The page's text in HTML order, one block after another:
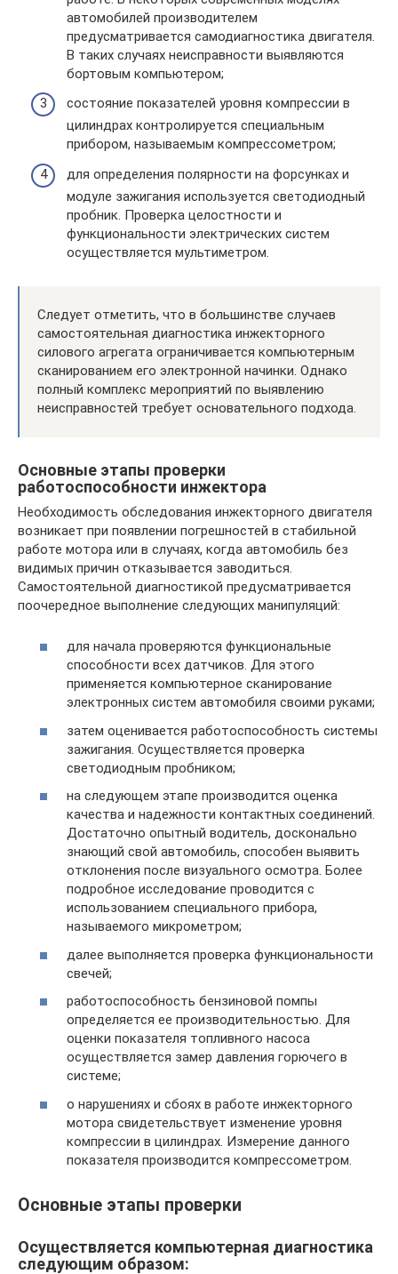
автомобилей производителем
предусматривается самодиагностика двигателя.
В таких случаях неисправности выявляются
бортовым компьютером;
состояние показателей уровня компрессии в
цилиндрах контролируется специальным
прибором, называемым компрессометром;
для определения полярности на форсунках и
модуле зажигания используется светодиодный
пробник. Проверка целостности и
функциональности электрических систем
осуществляется мультиметром.
Следует отметить, что в большинстве случаев
самостоятельная диагностика инжекторного
силового агрегата ограничивается компьютерным
сканированием его электронной начинки. Однако
полный комплекс мероприятий по выявлению
неисправностей требует основательного подхода.
Основные этапы проверки
работоспособности инжектора
Необходимость обследования инжекторного двигателя
возникает при появлении погрешностей в стабильной
работе мотора или в случаях, когда автомобиль без
видимых причин отказывается заводиться.
Самостоятельной диагностикой предусматривается
поочередное выполнение следующих манипуляций:
для начала проверяются функциональные
способности всех датчиков. Для этого
применяется компьютерное сканирование
электронных систем автомобиля своими руками;
затем оценивается работоспособность системы
зажигания. Осуществляется проверка
светодиодным пробником;
на следующем этапе производится оценка
качества и надежности контактных соединений.
Достаточно опытный водитель, досконально
знающий свой автомобиль, способен выявить
отклонения после визуального осмотра. Более
подробное исследование проводится с
использованием специального прибора,
называемого микрометром;
далее выполняется проверка функциональности
свечей;
работоспособность бензиновой помпы
определяется ее производительностью. Для
оценки показателя топливного насоса
осуществляется замер давления горючего в
системе;
о нарушениях и сбоях в работе инжекторного
мотора свидетельствует изменение уровня
компрессии в цилиндрах. Измерение данного
показателя производится компрессометром.
Основные этапы проверки
Осуществляется компьютерная диагностика
следующим образом: